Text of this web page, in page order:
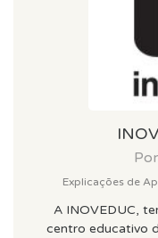
Explicações de
A INOVEDUC,
centro educativo